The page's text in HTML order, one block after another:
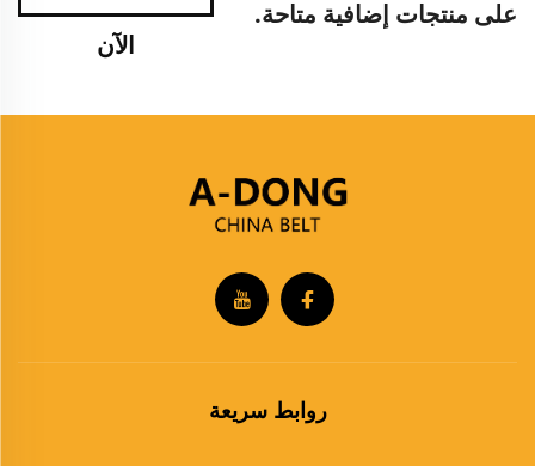
على منتجات إضافية متاحة.
الآن
روابط سريعة